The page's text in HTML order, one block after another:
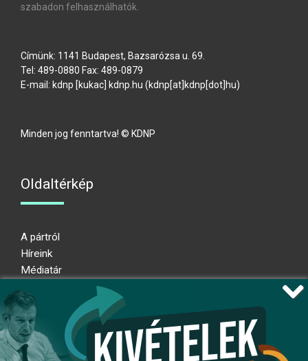
szabadon felhasználhatók.
Címünk: 1141 Budapest, Bazsarózsa u. 69.
Tel: 489-0880 Fax: 489-0879
E-mail: kdnp [kukac] kdnp hu (kdnp[at]kdnp[dot]hu)
Minden jog fenntartva! © KDNP
Oldaltérkép
A pártról
Híreink
Médiatár
Adatkezelési nyilatkozat
Átláthatósági nyilatkozat
Ugrás az oldal tetejére